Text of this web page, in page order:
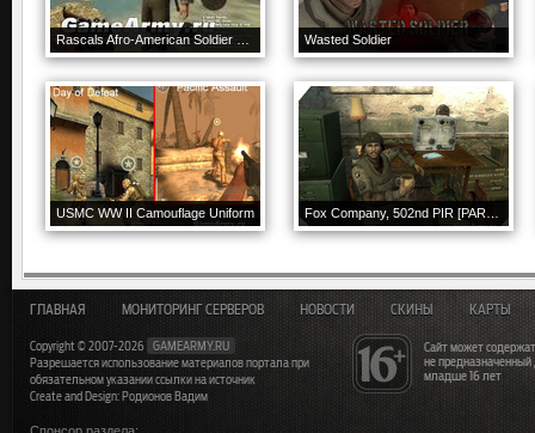
Wasted Soldier
USMC WW II Camouflage Uniform
Сайт может
не
младше 16 лет
ГЛАВНАЯ МОНИТОРИНГ СЕРВЕРОВ НОВОСТИ СКИНЫ КАРТЫ
Copyright © 2007-2026
GAMEARMY.RU
Разрешается использование материалов портала при
обязательном указании ссылки на источник
Create and Design: Родионов Вадим